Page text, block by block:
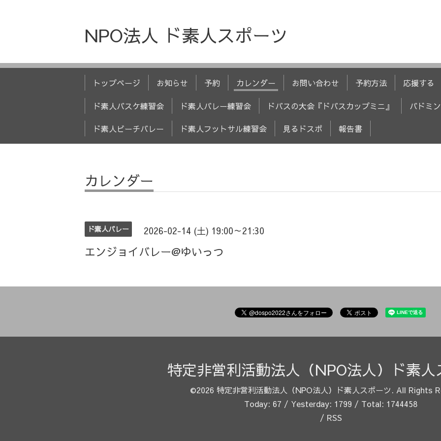
NPO法人 ド素人スポーツ
トップページ お知らせ 予約 カレンダー お問い合わせ 予約方法 応援する
ド素人バスケ練習会 ド素人バレー練習会 ドバスの大会『ドバスカップミニ』 バドミ
ド素人ビーチバレー ド素人フットサル練習会 見るドスポ 報告書
カレンダー
ド素人バレー 2026-02-14 (土) 19:00～21:30
エンジョイバレー@ゆいっつ
特定非営利活動法人（NPO法人）ド素人
©2026 特定非営利活動法人（NPO法人）ド素人スポーツ. All Rights
Today: 67 / Yesterday: 1799 / Total: 1744458
/ RSS